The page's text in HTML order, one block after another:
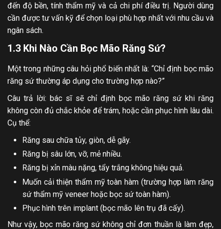
đến độ bền, tính thẩm mỹ và cả chi phí điều trị. Người dùng
cần được tư vấn kỹ để chọn loại phù hợp nhất với nhu cầu và
ngân sách.
1.3 Khi Nào Cần Bọc Mão Răng Sứ?
Một trong những câu hỏi phổ biến nhất là: “Chỉ định bọc mão
răng sứ thường áp dụng cho trường hợp nào?”
Câu trả lời: bác sĩ sẽ chỉ định bọc mão răng sứ khi răng
không còn đủ chắc khỏe để trám, hoặc cần phục hình lâu dài.
Cụ thể:
Răng sau chữa tủy, giòn, dễ gãy.
Răng bị sâu lớn, vỡ, mẻ nhiều.
Răng bị xỉn màu nặng, tẩy trắng không hiệu quả.
Muốn cải thiện thẩm mỹ toàn hàm (trường hợp làm răng
sứ thẩm mỹ veneer hoặc bọc sứ toàn hàm).
Phục hình trên implant (bọc mão lên trụ đã cấy).
Như vậy, bọc mão răng sứ không chỉ đơn thuần là làm đẹp,